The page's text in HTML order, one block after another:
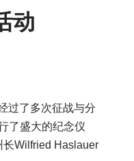
动
过了多次征战与分
了盛大的纪念仪
Wilfried Haslauer